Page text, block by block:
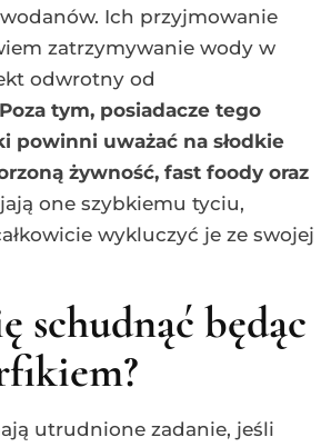
Ich przyjmowanie
zatrzymywanie wody w
odwrotny od
Poza tym, posiadacze tego
powinni uważać na słodkie
żywność, fast foody oraz
one szybkiemu tyciu,
wykluczyć je ze swojej
schudnąć będąc
utrudnione zadanie, jeśli